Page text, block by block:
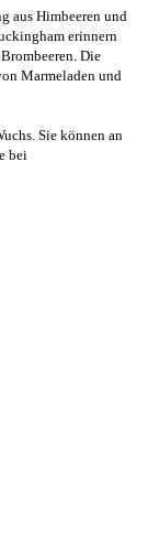
aus Himbeeren und
erinnern
Die
Marmeladen und
Sie können an
bei